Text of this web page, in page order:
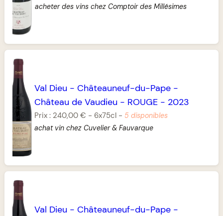
acheter des vins chez Comptoir des Millésimes
Val Dieu - Châteauneuf-du-Pape -
Château de Vaudieu - ROUGE - 2023
Prix : 240,00 € - 6x75cl - 5 disponibles
achat vin chez Cuvelier & Fauvarque
Val Dieu - Châteauneuf-du-Pape -